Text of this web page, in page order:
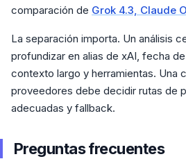
comparación de Grok 4.3, Claude
La separación importa. Un análisis
profundizar en alias de xAI, fecha
contexto largo y herramientas. Una
proveedores debe decidir rutas de
adecuadas y fallback.
Preguntas frecuentes